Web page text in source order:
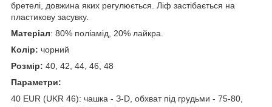
бретелі, довжина яких регулюється. Ліф застібається на
пластикову засувку.
Матеріал: 80% поліамід, 20% лайкра.
Колір: чорний
Розмір: 40, 42, 44, 46, 48
Параметри:
40 EUR (UKR 46): чашка - З-D, обхват під грудьми - 75-80,